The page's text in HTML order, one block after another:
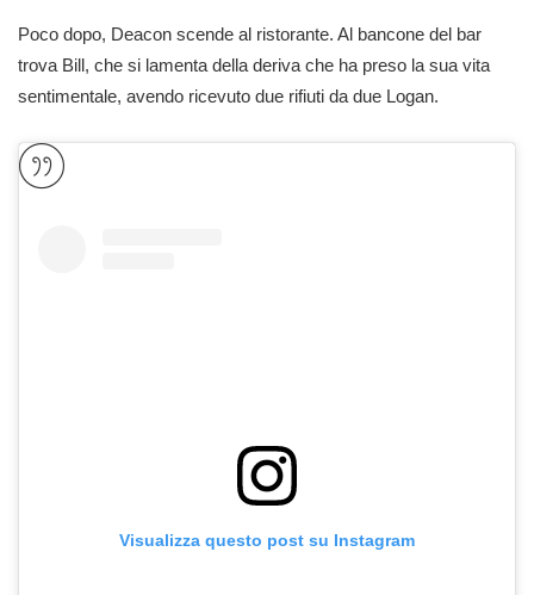
Poco dopo, Deacon scende al ristorante. Al bancone del bar
trova Bill, che si lamenta della deriva che ha preso la sua vita
sentimentale, avendo ricevuto due rifiuti da due Logan.
Visualizza questo post su Instagram